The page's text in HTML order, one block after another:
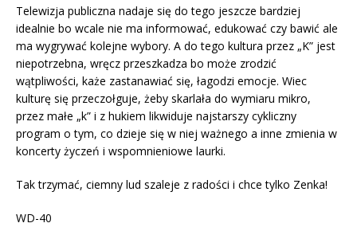
Telewizja publiczna nadaje się do tego jeszcze bardziej
idealnie bo wcale nie ma informować, edukować czy bawić ale
ma wygrywać kolejne wybory. A do tego kultura przez „K” jest
niepotrzebna, wręcz przeszkadza bo może zrodzić
wątpliwości, każe zastanawiać się, łagodzi emocje. Wiec
kulturę się przeczołguje, żeby skarlała do wymiaru mikro,
przez małe „k” i z hukiem likwiduje najstarszy cykliczny
program o tym, co dzieje się w niej ważnego a inne zmienia w
koncerty życzeń i wspomnieniowe laurki.
Tak trzymać, ciemny lud szaleje z radości i chce tylko Zenka!
WD-40